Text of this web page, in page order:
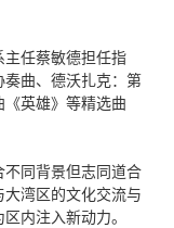
任蔡敏德担任指
曲、德沃扎克：第
英雄》等精选曲
同背景但志同道合
湾区的文化交流与
内注入新动力。